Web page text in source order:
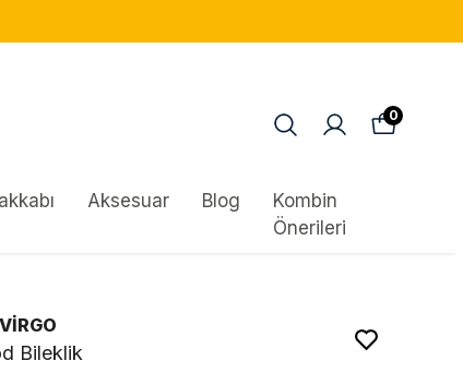
Aksesuar Blog
Kombin
Önerileri
0
Bileklik